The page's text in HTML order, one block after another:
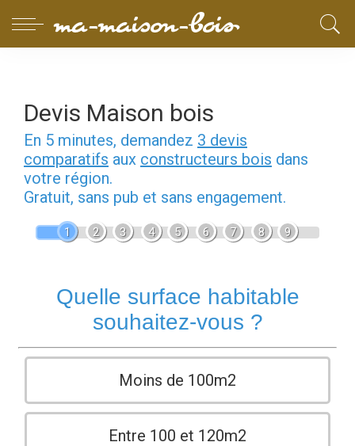
Devis Maison bois
En 5 minutes, demandez 3 devis
comparatifs aux constructeurs bois dans
votre région.
Gratuit, sans pub et sans engagement.
1 2 3 4 5 6 7 8 9
Quelle surface habitable
souhaitez-vous ?
Moins de 100m2
Entre 100 et 120m2